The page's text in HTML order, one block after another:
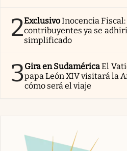
2ExclusivoInocencia Fiscal:
contribuyentes ya se
simplificado
3Gira en SudaméricaEl
papa León XIV visitará la
cómo será el viaje